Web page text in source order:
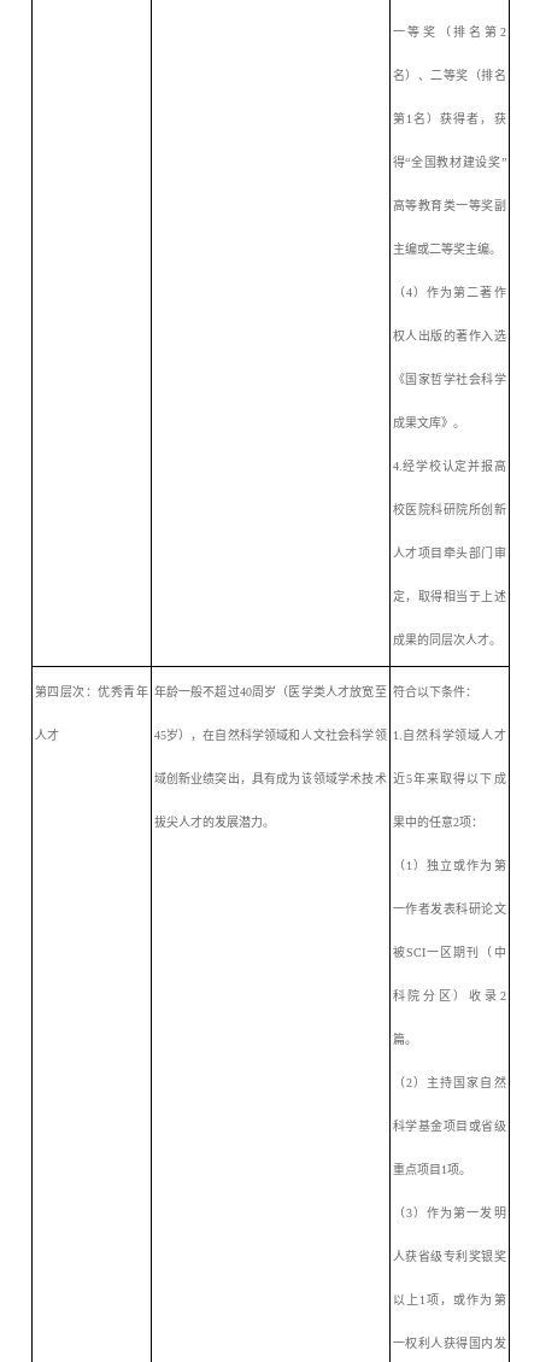
一等奖（排名第2
名）、二等奖（排名
第1名）获得者，获
得“全国教材建设奖”
高等教育类一等奖副
主编或二等奖主编。
（4）作为第二著作
权人出版的著作入选
《国家哲学社会科学
成果文库》。
4.经学校认定并报高
校医院科研院所创新
人才项目牵头部门审
定，取得相当于上述
成果的同层次人才。
第四层次：优秀青年
人才
年龄一般不超过40周岁（医学类人才放宽至
45岁），在自然科学领域和人文社会科学领
域创新业绩突出，具有成为该领域学术技术
拔尖人才的发展潜力。
符合以下条件：
1.自然科学领域人才
近5年来取得以下成
果中的任意2项：
（ 1）独立或作为第
一作者发表科研论文
被SCI一区期刊（ 中
科院 分区）收录 2
篇。
（2）主持国家自然
科学基金项目或省级
重点项目1项。
（3）作为第一发明
人获省级专利奖银奖
以上1项，或作为第
一权利人获得国内发